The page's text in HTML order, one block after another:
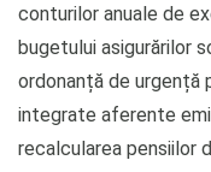
conturilor anuale de
bugetului asigurărilor
ordonanță de urgență
integrate aferente
recalcularea pensiilor